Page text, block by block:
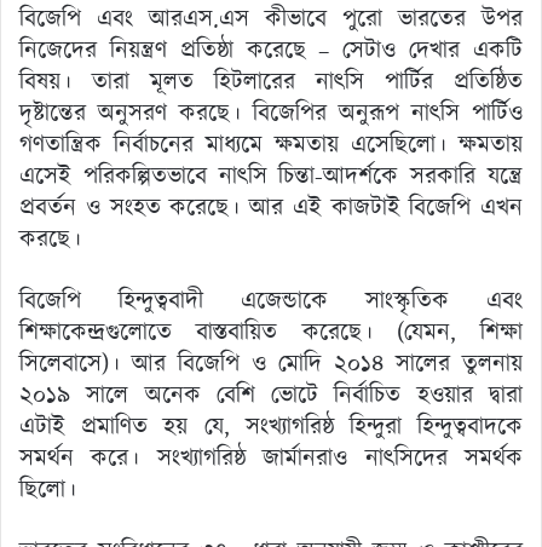
বিজেপি এবং আরএস.এস কীভাবে পুরো ভারতের উপর
নিজেদের নিয়ন্ত্রণ প্রতিষ্ঠা করেছে – সেটাও দেখার একটি
বিষয়। তারা মূলত হিটলারের নাৎসি পার্টির প্রতিষ্ঠিত
দৃষ্টান্তের অনুসরণ করছে। বিজেপির অনুরূপ নাৎসি পার্টিও
গণতান্ত্রিক নির্বাচনের মাধ্যমে ক্ষমতায় এসেছিলো। ক্ষমতায়
এসেই পরিকল্পিতভাবে নাৎসি চিন্তা-আদর্শকে সরকারি যন্ত্রে
প্রবর্তন ও সংহত করেছে। আর এই কাজটাই বিজেপি এখন
করছে।
বিজেপি হিন্দুত্ববাদী এজেন্ডাকে সাংস্কৃতিক এবং
শিক্ষাকেন্দ্রগুলোতে বাস্তবায়িত করেছে। (যেমন, শিক্ষা
সিলেবাসে)। আর বিজেপি ও মোদি ২০১৪ সালের তুলনায়
২০১৯ সালে অনেক বেশি ভোটে নির্বাচিত হওয়ার দ্বারা
এটাই প্রমাণিত হয় যে, সংখ্যাগরিষ্ঠ হিন্দুরা হিন্দুত্ববাদকে
সমর্থন করে। সংখ্যাগরিষ্ঠ জার্মানরাও নাৎসিদের সমর্থক
ছিলো।